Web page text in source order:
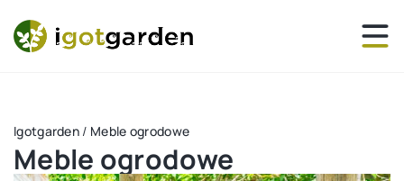
Igotgarden / Meble ogrodowe
Meble ogrodowe